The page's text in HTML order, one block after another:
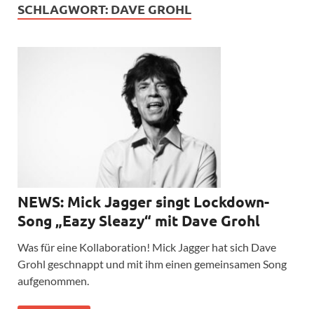
SCHLAGWORT: DAVE GROHL
NEWS: Mick Jagger singt Lockdown-
Song „Eazy Sleazy“ mit Dave Grohl
Was für eine Kollaboration! Mick Jagger hat sich Dave
Grohl geschnappt und mit ihm einen gemeinsamen Song
aufgenommen.